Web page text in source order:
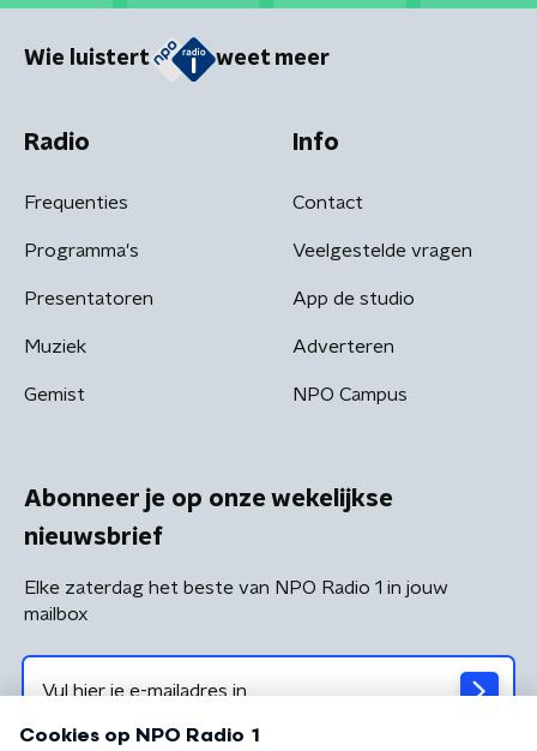
Wie luistert weet meer
Radio
Frequenties
Programma's
Presentatoren
Muziek
Gemist
Info
Contact
Veelgestelde vragen
App de studio
Adverteren
NPO Campus
Abonneer je op onze wekelijkse
nieuwsbrief
Elke zaterdag het beste van NPO Radio 1 in jouw
mailbox